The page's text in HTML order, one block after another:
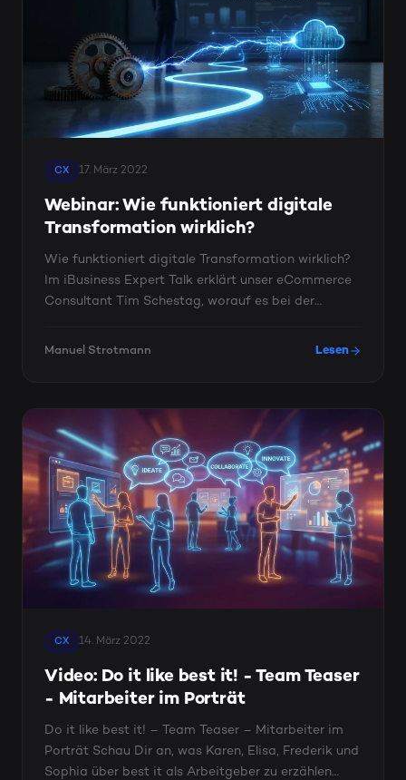
CX 17. März 2022
Webinar: Wie funktioniert digitale
Transformation wirklich?
Wie funktioniert digitale Transformation wirklich?
Im iBusiness Expert Talk erklärt unser eCommerce
Consultant Tim Schestag, worauf es bei der
Manuel Strotmann Lesen
CX 14. März 2022
Video: Do it like best it! - Team Teaser
- Mitarbeiter im Porträt
Do it like best it! – Team Teaser – Mitarbeiter im
Porträt Schau Dir an, was Karen, Elisa, Frederik und
Sophia über best it als Arbeitgeber zu erzählen